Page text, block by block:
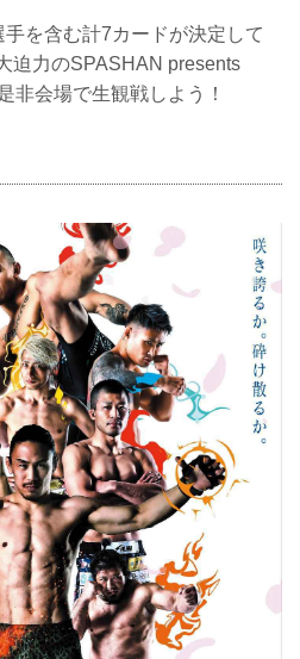
を含む計7カードが決定して
迫力のSPASHAN presents
非会場で生観戦しよう！